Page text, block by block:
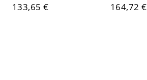
133,65 €
164,72 €